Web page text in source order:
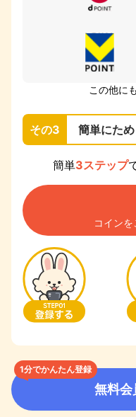
この他に
その3 簡単にため
簡単3ステップ
コインを
1分でかんたん登録
無料会